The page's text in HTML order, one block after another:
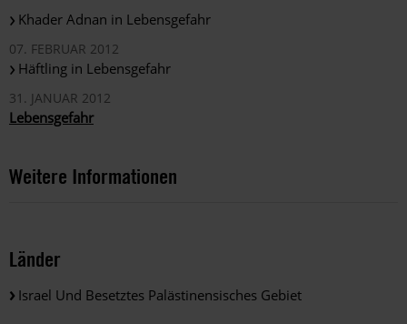
Khader Adnan in Lebensgefahr
07. FEBRUAR 2012
Häftling in Lebensgefahr
31. JANUAR 2012
Lebensgefahr
Weitere Informationen
Länder
Israel Und Besetztes Palästinensisches Gebiet